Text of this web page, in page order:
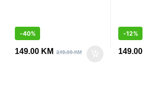
-40%
149.00 KM 249.00KM
-12%
149.00